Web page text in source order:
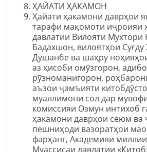
ҲАЙАТИ ҲАКАМОН
Ҳайати ҳакамони даврҳои
тарафи мақомоти иҷроияи
давлатии Вилояти Мухтори
Бадахшон, вилоятҳои
Душанбе ва шаҳру
аз ҳисоби омӯзгорон,
рӯзноманигорон,
аъзои ҷамъияти
муаллимони сол дар
комиссияи Озмун интихоб
ҳакамони даврҳои сеюм ва
пешниҳоди вазоратҳои
фарҳанг, Академияи
Муассисаи давлатии